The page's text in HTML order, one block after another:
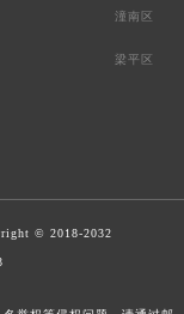
潼南区
梁平区
© 2018-2032